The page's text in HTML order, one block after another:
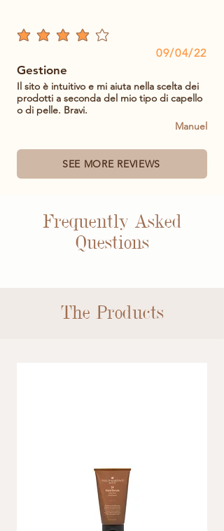
average rating is 4 out of 5
09/04/22
Gestione
Il sito è intuitivo e mi aiuta nella scelta dei
prodotti a seconda del mio tipo di capello
o di pelle. Bravi.
Manuel
SEE MORE REVIEWS
Frequently Asked
Questions
The Products